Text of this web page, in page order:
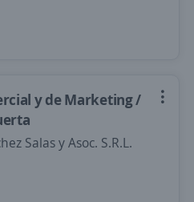
y de Marketing /
Salas y Asoc. S.R.L.